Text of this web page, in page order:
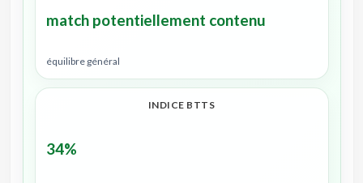
match potentiellement contenu
équilibre général
INDICE BTTS
34%